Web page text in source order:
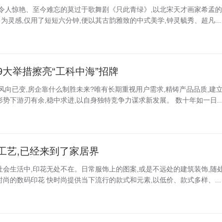
人惊艳、至今难忘的莫过于歌舞剧《只此青绿》,以北宋天才画家希孟的
灵感,仅用了短短六分钟,便以其古韵雅致的中式美学,钟灵毓秀、超凡...
举措擦亮“工科中海”招牌
向已变,房企靠什么制胜未来?唯有长期重视用户需求,精铸产品品质,建
下游刃有余,稳中求进,以自身独特竞争力谋求新发展。 数十年如一日
艺,已经来到了家居界
生活中,印花无处不在。日常服饰上的图案,或是不远处的建筑装饰,随
的数码印花 快时尚提供当下流行的款式和元素,以低价、款式多样、...